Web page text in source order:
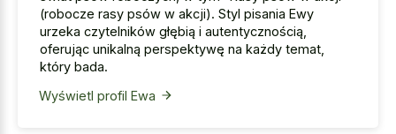
(robocze rasy psów w akcji). Styl pisania Ewy
urzeka czytelników głębią i autentycznością,
oferując unikalną perspektywę na każdy temat,
który bada.
Wyświetl profil Ewa